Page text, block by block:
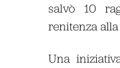
salvò 10
renitenza alla
Una